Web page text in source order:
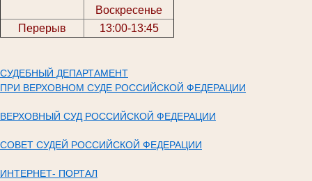
Воскресенье
Перерыв
13:00-13:45
СУДЕБНЫЙ ДЕПАРТАМЕНТ
ПРИ ВЕРХОВНОМ СУДЕ РОССИЙСКОЙ ФЕДЕРАЦИИ
ВЕРХОВНЫЙ СУД РОССИЙСКОЙ ФЕДЕРАЦИИ
СОВЕТ СУДЕЙ РОССИЙСКОЙ ФЕДЕРАЦИИ
ИНТЕРНЕТ- ПОРТАЛ